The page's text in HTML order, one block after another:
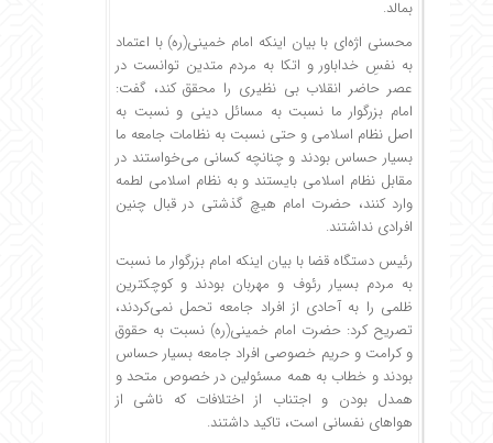
بمالد.
محسنی اژه‌ای با بیان اینکه امام خمینی(ره) با اعتماد
به نفسِ خداباور و اتکا به مردم متدین توانست در
عصر حاضر انقلاب بی نظیری را محقق کند، گفت:
امام بزرگوار ما نسبت به مسائل دینی و نسبت به
اصل نظام اسلامی و حتی نسبت به نظامات جامعه ما
بسیار حساس بودند و چنانچه کسانی می‌خواستند در
مقابل نظام اسلامی بایستند و به نظام اسلامی لطمه
وارد کنند، حضرت امام هیچ گذشتی در قبال چنین
افرادی نداشتند.
رئیس دستگاه قضا با بیان اینکه امام بزرگوار ما نسبت
به مردم بسیار رئوف و مهربان بودند و کوچکترین
ظلمی را به آحادی از افراد جامعه تحمل نمی‌کردند،
تصریح کرد: حضرت امام خمینی(ره) نسبت به حقوق
و کرامت و حریم خصوصی افراد جامعه بسیار حساس
بودند و خطاب به همه مسئولین در خصوص متحد و
همدل بودن و اجتناب از اختلافات که ناشی از
هواهای نفسانی است، تاکید داشتند.